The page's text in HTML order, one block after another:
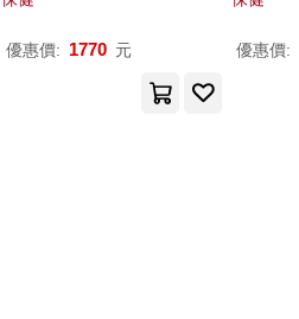
優惠價: 1770 元 優惠價: